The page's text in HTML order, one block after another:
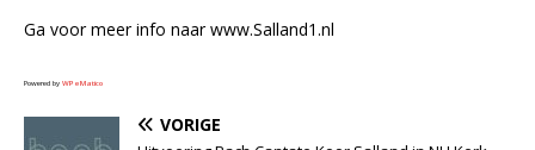
Ga voor meer info naar www.Salland1.nl
Powered by WPeMatico
VORIGE